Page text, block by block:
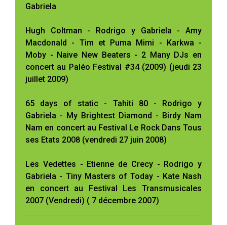
Gabriela
Hugh Coltman - Rodrigo y Gabriela - Amy
Macdonald - Tim et Puma Mimi - Karkwa -
Moby - Naive New Beaters - 2 Many DJs en
concert au Paléo Festival #34 (2009) (jeudi 23
juillet 2009)
65 days of static - Tahiti 80 - Rodrigo y
Gabriela - My Brightest Diamond - Birdy Nam
Nam en concert au Festival Le Rock Dans Tous
ses Etats 2008 (vendredi 27 juin 2008)
Les Vedettes - Etienne de Crecy - Rodrigo y
Gabriela - Tiny Masters of Today - Kate Nash
en concert au Festival Les Transmusicales
2007 (Vendredi) ( 7 décembre 2007)